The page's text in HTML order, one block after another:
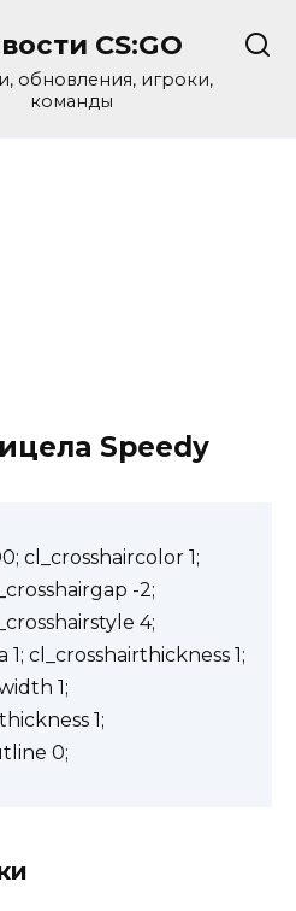
CS:GO
обновления, игроки,
команды
Speedy
cl_crosshaircolor 1;
-2;
4;
cl_crosshairthickness 1;
1;
1;
0;